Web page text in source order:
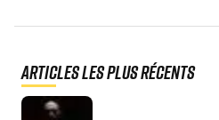
Articles les plus récents